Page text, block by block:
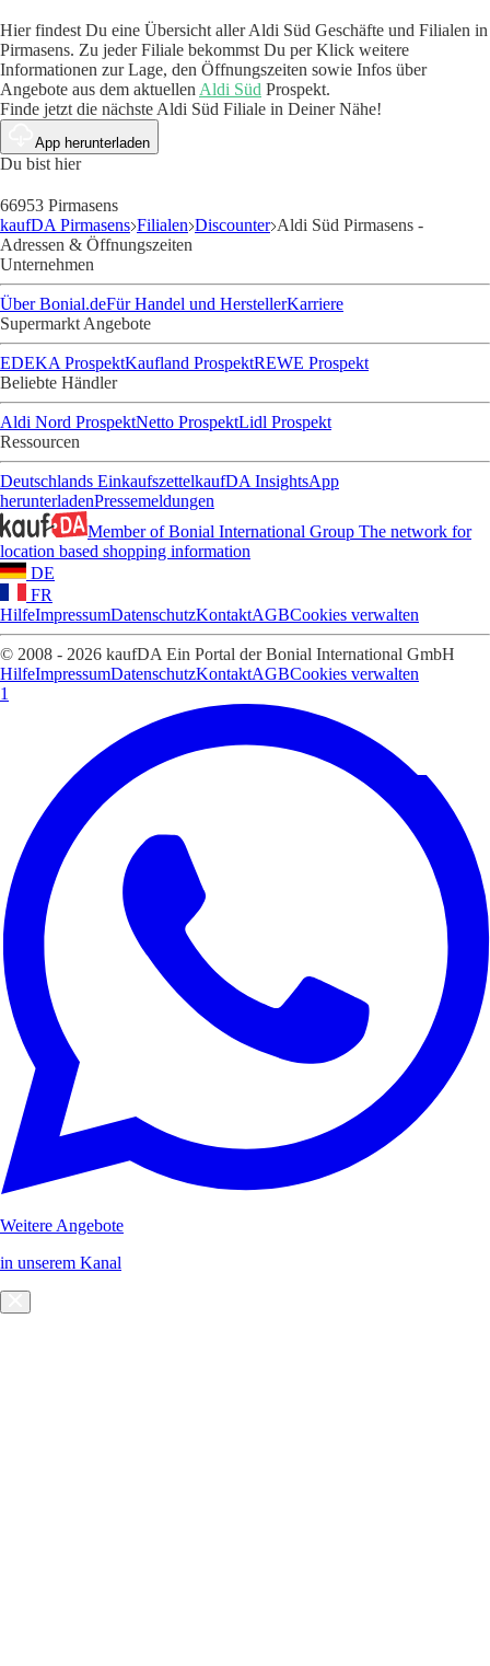
Hier findest Du eine Übersicht aller Aldi Süd Geschäfte und Filialen in
Pirmasens. Zu jeder Filiale bekommst Du per Klick weitere
Informationen zur Lage, den Öffnungszeiten sowie Infos über
Angebote aus dem aktuellen Aldi Süd Prospekt.
Finde jetzt die nächste Aldi Süd Filiale in Deiner Nähe!
App herunterladen
Du bist hier
66953 Pirmasens
kaufDA Pirmasens Filialen Discounter Aldi Süd Pirmasens -
Adressen & Öffnungszeiten
Unternehmen
Über Bonial.deFür Handel und HerstellerKarriere
Supermarkt Angebote
EDEKA ProspektKaufland ProspektREWE Prospekt
Beliebte Händler
Aldi Nord ProspektNetto ProspektLidl Prospekt
Ressourcen
Deutschlands EinkaufszettelkaufDA InsightsApp
herunterladenPressemeldungen
Member of Bonial International Group The network for
location based shopping information
DE
FR
HilfeImpressumDatenschutzKontaktAGBCookies verwalten
© 2008 - 2026 kaufDA Ein Portal der Bonial International GmbH
HilfeImpressumDatenschutzKontaktAGBCookies verwalten
1
Weitere Angebote
in unserem Kanal